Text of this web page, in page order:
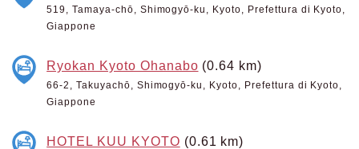
519, Tamaya-chō, Shimogyō-ku, Kyoto, Prefettura di Kyoto,
Giappone
Ryokan Kyoto Ohanabo (0.64 km)
66-2, Takuyachō, Shimogyō-ku, Kyoto, Prefettura di Kyoto,
Giappone
HOTEL KUU KYOTO (0.61 km)